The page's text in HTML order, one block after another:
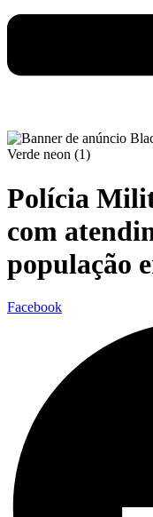
Polícia
com
população
Facebook